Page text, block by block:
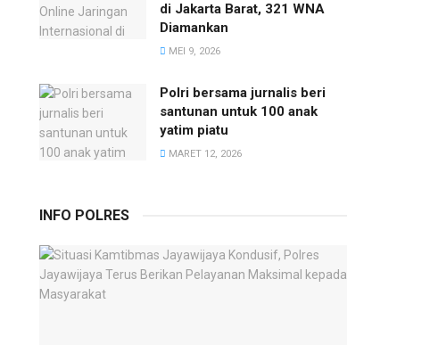
di Jakarta Barat, 321 WNA
Diamankan
MEI 9, 2026
Polri bersama jurnalis beri
santunan untuk 100 anak
yatim piatu
MARET 12, 2026
INFO POLRES